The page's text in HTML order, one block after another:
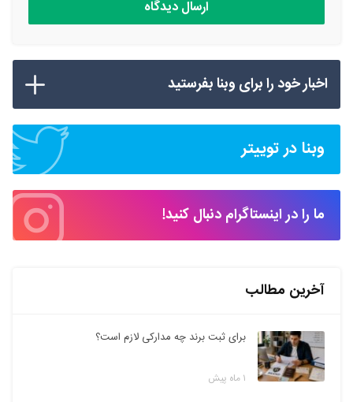
اخبار خود را برای وبنا بفرستید
وبنا در توییتر
ما را در اینستاگرام دنبال کنید!
آخرین مطالب
برای ثبت برند چه مدارکی لازم است؟
۱ ماه پیش